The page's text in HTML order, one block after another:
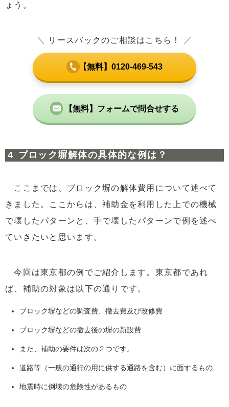
ょう。
＼ リースバックのご相談はこちら！ ／
【無料】0120-469-543
【無料】フォームで問合せする
ブロック塀解体の具体的な例は？
ここまでは、ブロック塀の解体費用について述べて
きました。ここからは、補助金を利用した上での機械
で壊したパターンと、手で壊したパターンで例を述べ
ていきたいと思います。
今回は東京都の例でご紹介します。東京都であれ
ば、補助の対象は以下の通りです。
ブロック塀などの調査費、撤去費及び改修費
ブロック塀などの撤去後の塀の新設費
また、補助の要件は次の２つです。
道路等（一般の通行の用に供する通路を含む）に面するもの
地震時に倒壊の危険性があるもの